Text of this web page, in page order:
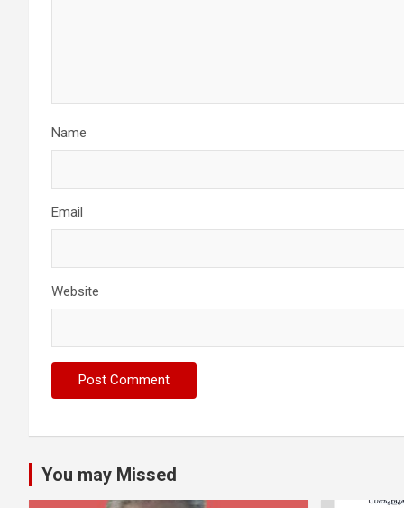
Name
Email
Website
You may Missed